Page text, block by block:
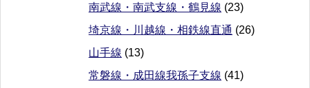
南武線・南武支線・鶴見線 (23)
埼京線・川越線・相鉄線直通 (26)
山手線 (13)
常磐線・成田線我孫子支線 (41)